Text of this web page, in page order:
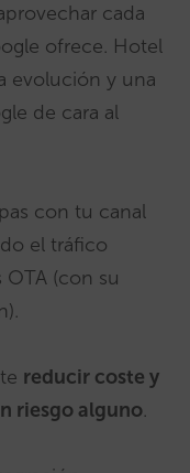
cada
ofrece. Hotel
evolución y una
de cara al
con tu canal
el tráfico
(con su
reducir coste y
riesgo alguno.